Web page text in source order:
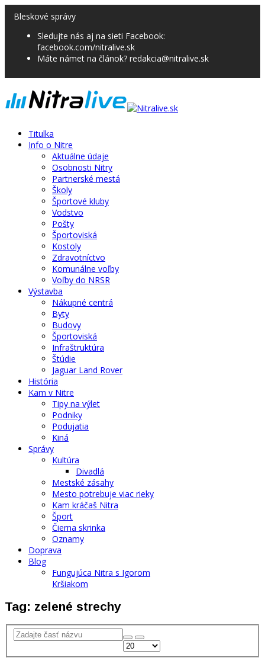
Bleskové správy
Sledujte nás aj na sieti Facebook:
facebook.com/nitralive.sk
Máte námet na článok? redakcia@nitralive.sk
Titulka
Info o Nitre
Aktuálne údaje
Osobnosti Nitry
Partnerské mestá
Školy
Športové kluby
Vodstvo
Pošty
Športoviská
Kostoly
Zdravotníctvo
Komunálne voľby
Voľby do NRSR
Výstavba
Nákupné centrá
Byty
Budovy
Športoviská
Infraštruktúra
Štúdie
Jaguar Land Rover
História
Kam v Nitre
Tipy na výlet
Podniky
Podujatia
Kiná
Správy
Kultúra
Divadlá
Mestské zásahy
Mesto potrebuje viac rieky
Kam kráčaš Nitra
Šport
Čierna skrinka
Oznamy
Doprava
Blog
Fungujúca Nitra s Igorom
Kršiakom
Tag: zelené strechy